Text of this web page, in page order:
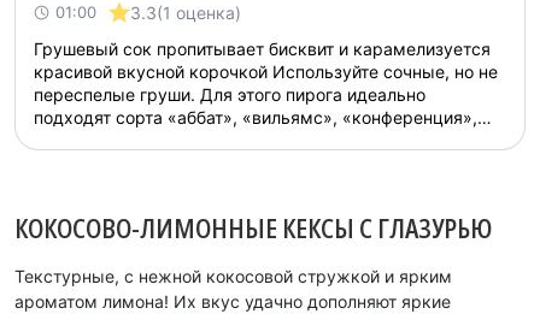
01:00 3.3(1 оценка)
Грушевый сок пропитывает бисквит и карамелизуется
красивой вкусной корочкой Используйте сочные, но не
переспелые груши. Для этого пирога идеально
подходят сорта «аббат», «вильямс», «конференция»,
КОКОСОВО-ЛИМОННЫЕ КЕКСЫ С ГЛАЗУРЬЮ
Текстурные, с нежной кокосовой стружкой и ярким
ароматом лимона! Их вкус удачно дополняют яркие